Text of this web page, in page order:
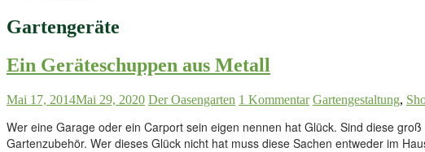
Gartengeräte
Ein Geräteschuppen aus Metall
Mai 17, 2014Mai 29, 2020 Der Oasengarten 1 Kommentar Gartengestaltung,
Wer eine Garage oder ein Carport sein eigen nennen hat Glück. Sind diese
Gartenzubehör. Wer dieses Glück nicht hat muss diese Sachen entweder im